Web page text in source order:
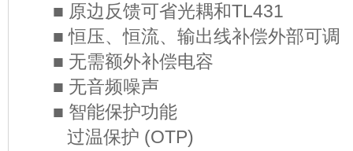
■ 原边反馈可省光耦和TL431
■ 恒压、恒流、输出线补偿外部
■ 无需额外补偿电容
■ 无音频噪声
■ 智能保护功能
过温保护 (OTP)